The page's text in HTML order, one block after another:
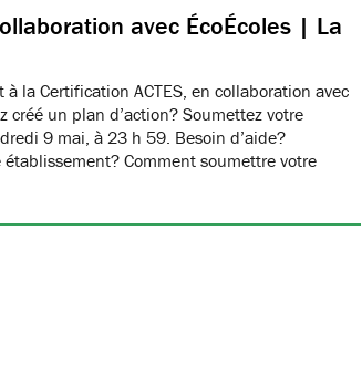
avec ÉcoÉcoles | La
la Certification ACTES, en collaboration avec
créé un plan d’action? Soumettez votre
9 mai, à 23 h 59. Besoin d’aide?
Comment soumettre votre